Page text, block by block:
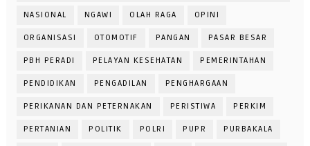
NASIONAL NGAWI OLAH RAGA OPINI
ORGANISASI OTOMOTIF PANGAN PASAR BESAR
PBH PERADI PELAYAN KESEHATAN PEMERINTAHAN
PENDIDIKAN PENGADILAN PENGHARGAAN
PERIKANAN DAN PETERNAKAN PERISTIWA PERKIM
PERTANIAN POLITIK POLRI PUPR PURBAKALA